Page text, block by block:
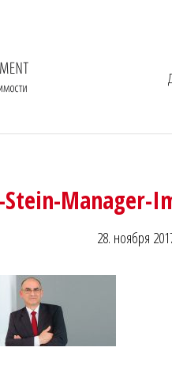
Stein-Manager-
28. ноября